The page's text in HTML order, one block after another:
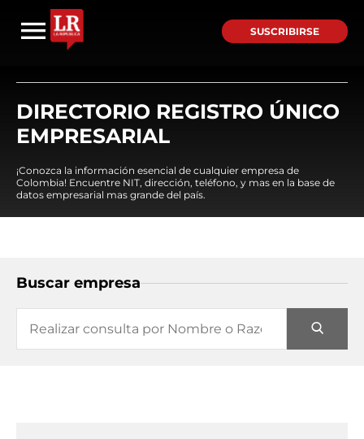
SUSCRIBIRSE
DIRECTORIO REGISTRO ÚNICO
EMPRESARIAL
¡Conozca la información esencial de cualquier empresa de
Colombia! Encuentre NIT, dirección, teléfono, y mas en la base de
datos empresarial mas grande del país.
Buscar empresa